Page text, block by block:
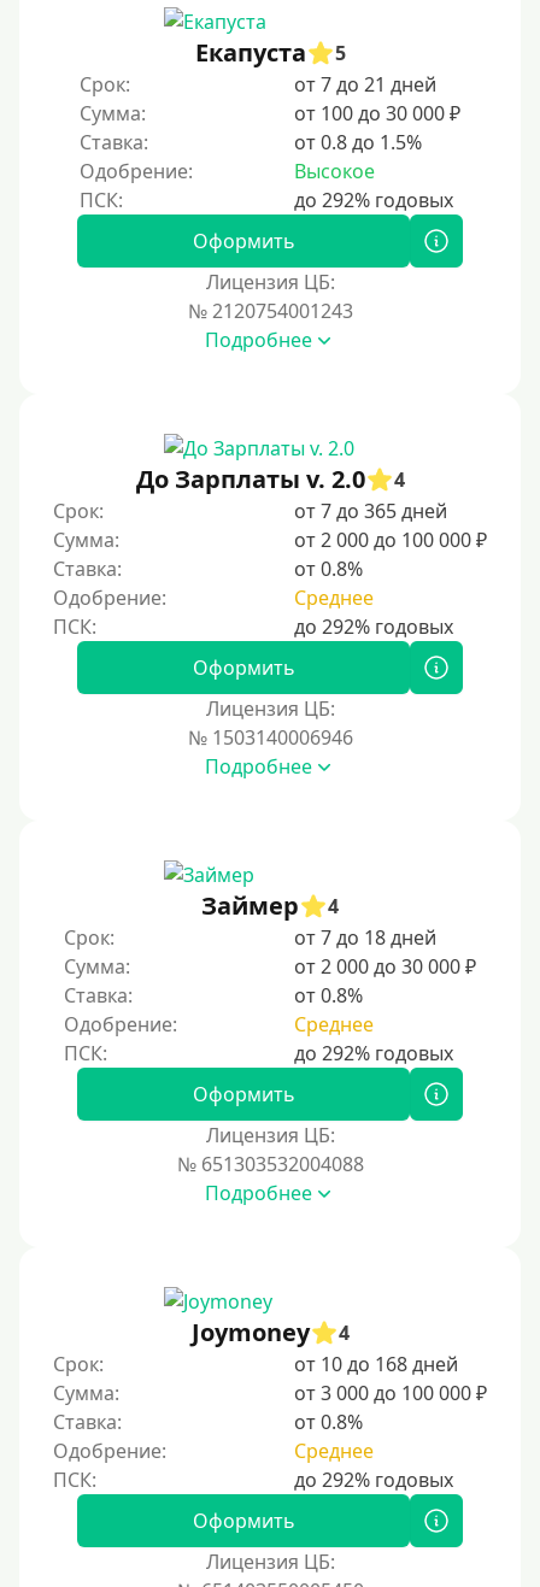
Цель
На Новый Год
Для исправления кредитной истории
На погашение других займов
До зарплаты
Без документов
По ИНН
По загранпаспорту
По военному билету
По водительскому удостоверению
Без СНИЛСа
Без подтверждения дохода
Без справок и поручителей
Без посредников
Процент
С пролонгацией (продлением)
Под высокий процент
С ежемесячным платежом
Под низкий процент
Без процентов
Первый займ без процентов
Без процентов на 30 дней
Екапуста
5
Срок:
от 7 до 21 дней
Сумма:
от 100 до 30 000 ₽
Ставка:
от 0.8 до 1.5%
Одобрение:
Высокое
Оформить
Лицензия ЦБ:
№ 2120754001243
Подробнее
До Зарплаты v. 2.0
4
Срок:
от 7 до 365 дней
Сумма:
от 2 000 до 100 000 ₽
Ставка:
от 0.8%
Одобрение:
Среднее
Оформить
Лицензия ЦБ:
№ 1503140006946
Подробнее
Займер
4
Срок:
от 7 до 18 дней
Сумма:
от 2 000 до 30 000 ₽
Ставка:
от 0.8%
Одобрение:
Среднее
Оформить
Лицензия ЦБ:
№ 651303532004088
Подробнее
Joymoney
4
Срок:
от 10 до 168 дней
Сумма:
от 3 000 до 100 000 ₽
Ставка:
от 0.8%
Одобрение:
Среднее
Оформить
Лицензия ЦБ: